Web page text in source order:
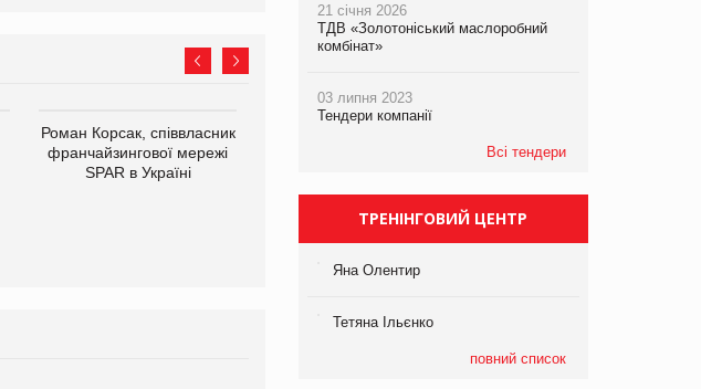
Роман Корсак, співвласник
франчайзингової мережі
SPAR в Україні
виробництва
компанії «УкраМарин»
21 січня 2026
ТДВ «Золотоніський маслоробний
комбінат»
03 липня 2023
Тендери компанії
Всі тендери
ТРЕНІНГОВИЙ ЦЕНТР
Яна Олентир
Тетяна Ільєнко
повний список